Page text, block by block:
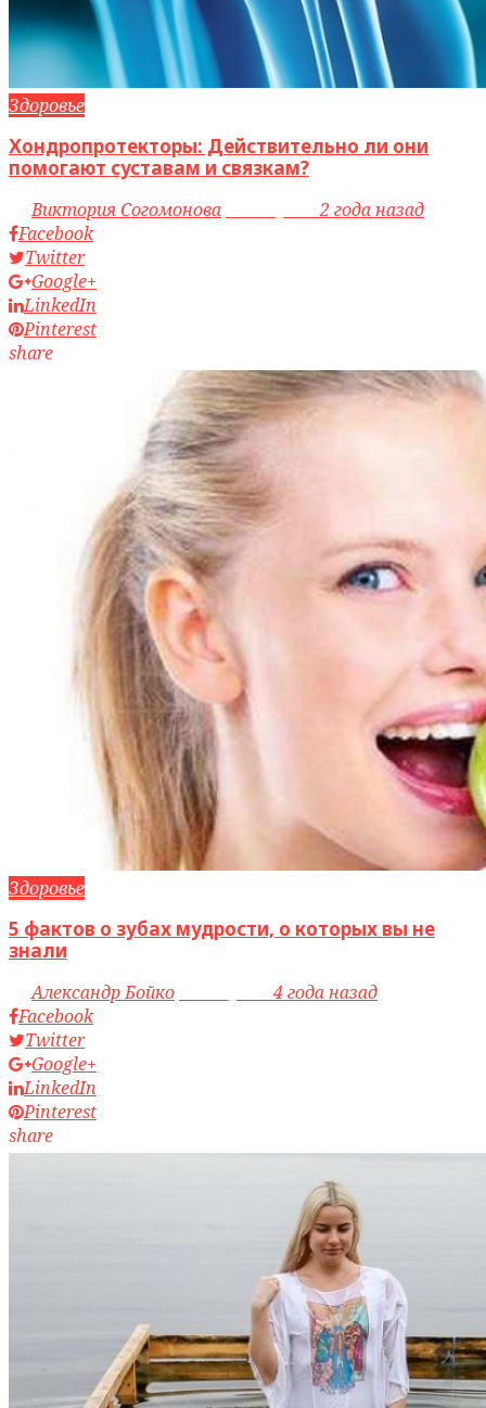
Здоровье
Хондропротекторы: Действительно ли они
помогают суставам и связкам?
byВиктория Согомонова access_time2 года назад
Facebook
Twitter
Google+
LinkedIn
Pinterest
share
Здоровье
5 фактов о зубах мудрости, о которых вы не
знали
byАлександр Бойко
4 года назад
Facebook
Twitter
Google+
LinkedIn
Pinterest
share